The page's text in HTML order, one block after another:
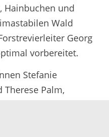
Hainbuchen und
Wald
Georg
vorbereitet.
Stefanie
Therese Palm,